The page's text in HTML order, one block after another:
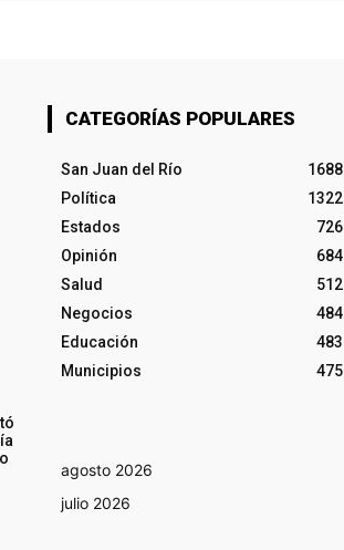
CATEGORÍAS POPULARES
San Juan del Río
1688
Política
1322
Estados
726
Opinión
684
Salud
512
Negocios
484
Educación
483
Municipios
475
agosto 2026
julio 2026